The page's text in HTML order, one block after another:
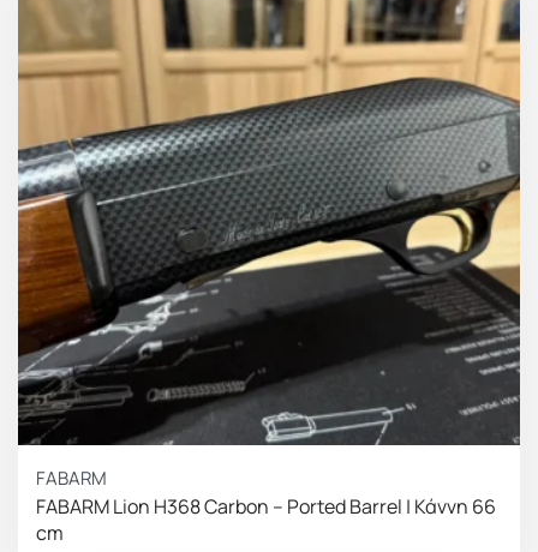
FABARM
FABARM Lion H368 Carbon – Ported Barrel | Κάννη 66
cm